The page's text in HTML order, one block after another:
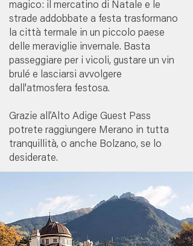
magico: il mercatino di Natale e le
strade addobbate a festa trasformano
la città termale in un piccolo paese
delle meraviglie invernale. Basta
passeggiare per i vicoli, gustare un vin
brulé e lasciarsi avvolgere
dall'atmosfera festosa.
Grazie all’Alto Adige Guest Pass
potrete raggiungere Merano in tutta
tranquillità, o anche Bolzano, se lo
desiderate.